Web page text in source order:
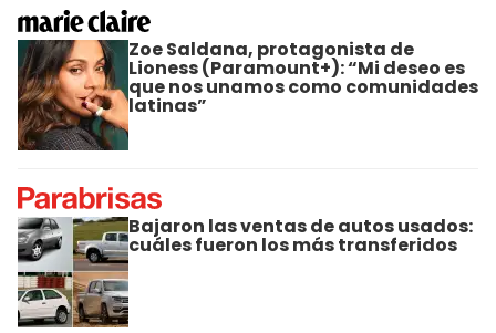
Zoe Saldana, protagonista de
Lioness (Paramount+): “Mi deseo es
que nos unamos como comunidades
latinas”
Bajaron las ventas de autos usados:
cuáles fueron los más transferidos